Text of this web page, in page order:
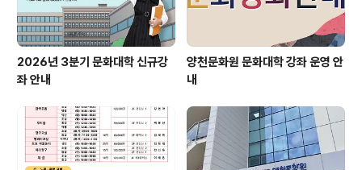
2026년 3분기 문화대학 신규강
좌 안내
양천문화원 문화대학 강좌 운영 안
내